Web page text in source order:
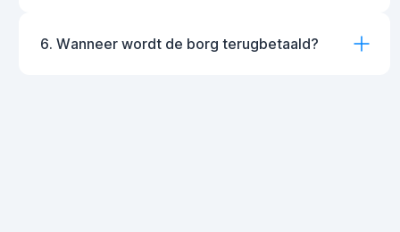
6. Wanneer wordt de borg terugbetaald?